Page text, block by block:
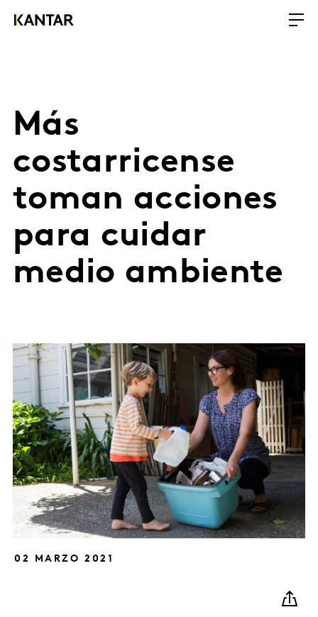
Más
costarricense
toman acciones
para cuidar
medio ambiente
02 MARZO 2021